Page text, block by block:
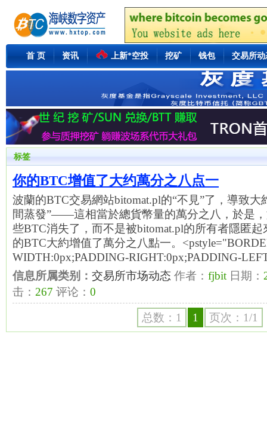
首 页 资讯 上新*空投 挖矿 钱包 交易所动
标签
你的BTC增值了大约萬分之八点一
波蘭的BTC交易網站bitomat.pl的“不見”了，導致大
間蒸發”——這相當於總貨幣量的萬分之八，於是
些BTC消失了，而不是被bitomat.pl的所有者隱匿
的BTC大約增值了萬分之八點一。
WIDTH:0px;PADDING-RIGHT:0px;PADDING-
信息所属类别： 交易所市场动态 作者： fjbit 日期：
击： 267 评论： 0
总数：1 1 页次：1/1